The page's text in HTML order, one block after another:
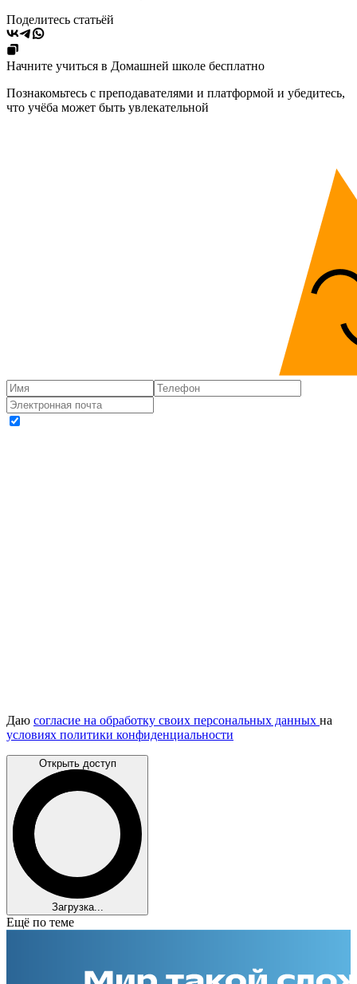
Поделитесь статьёй
Начните учиться в Домашней школе бесплатно
Познакомьтесь с преподавателями и платформой и убедитесь,
что учёба может быть увлекательной
Даю согласие на обработку своих персональных данных на
условиях политики конфиденциальности
Открыть доступ
Загрузка...
Ещё по теме